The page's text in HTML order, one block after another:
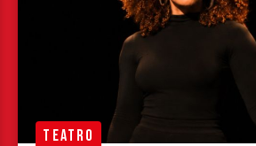
TEATRO